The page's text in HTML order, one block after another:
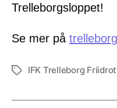
Trelleborgsloppet!
Se mer på
EtiketterIFK Trelleborg